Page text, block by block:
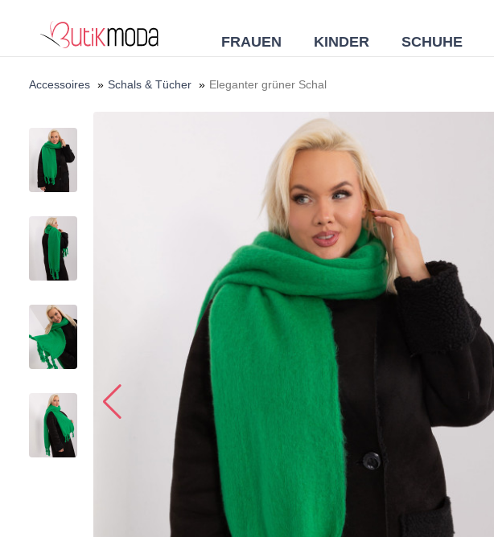
FRAUEN KINDER SCHUHE
Accessoires » Schals & Tücher » Eleganter grüner Schal